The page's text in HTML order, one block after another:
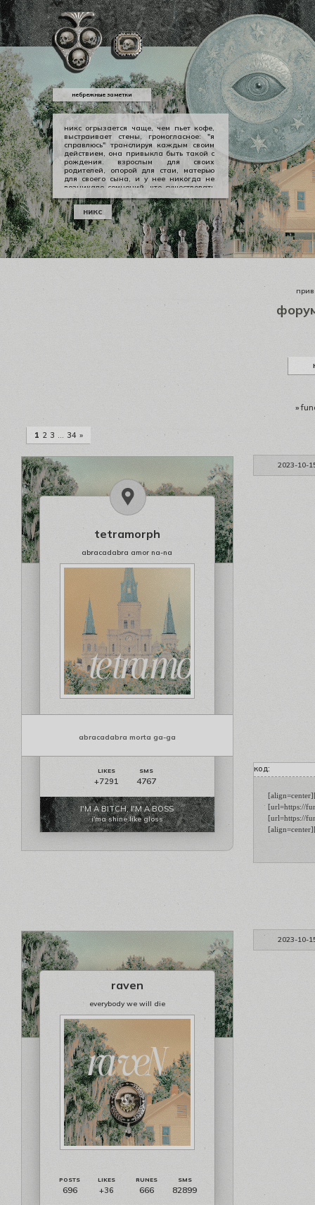
никс огрызается чаще, чем пьет кофе,
выстраивает стены, громогласное: "я
справлюсь" транслируя каждым своим
действием, она привыкла быть такой с
рождения. взрослым для своих
родителей, опорой для стаи, матерью
для своего сына, и у нее никогда не
возникало сомнений, что существовать
можно в принципе своем как-то иначе.
у никс опора — она сама, даже если
уже давно изломанная, совершенно
ненадежная, но помощи она просит
тогда, когда не остается уже выбора.
никс
небрежные заметки
»
1 2 3 … 34 »
2023-10-
tetramorph
abracadabra amor na-na
abracadabra morta ga-ga
+7291 4767
I'M A BITCH, I'M A BOSS
i'ma shine like gloss
код:
[url=https://
[url=https://
2023-10-
raven
everybody we will die
696 +36 666 82899